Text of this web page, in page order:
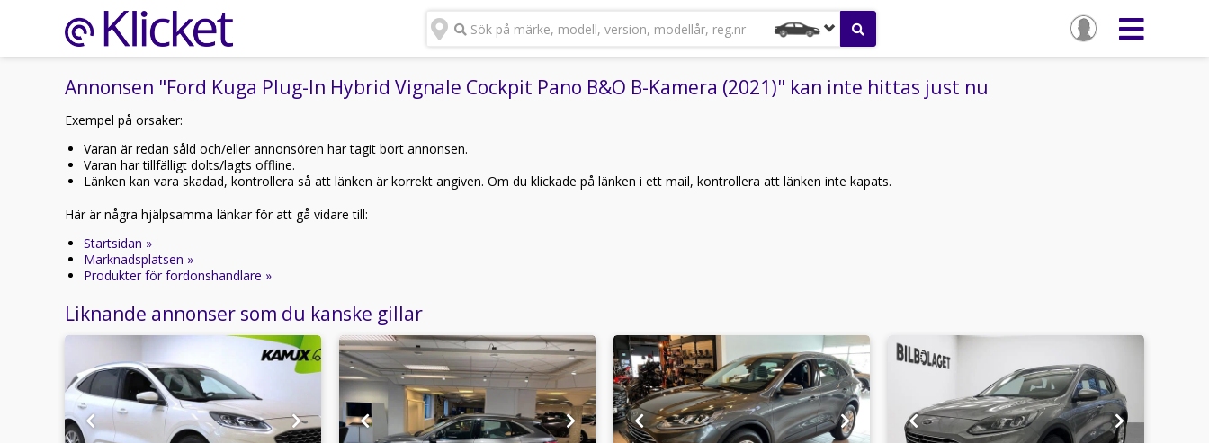
Sök på märke, modell, version, modellår, reg.nr
Annonsen "Ford Kuga Plug-In Hybrid Vignale Cockpit Pano B&O B-Kamera (2021)" kan inte hittas just nu
Exempel på orsaker:
Varan är redan såld och/eller annonsören har tagit bort annonsen.
Varan har tillfälligt dolts/lagts offline.
Länken kan vara skadad, kontrollera så att länken är korrekt angiven. Om du klickade på länken i ett mail, kontrollera att länken inte kapats.
Här är några hjälpsamma länkar för att gå vidare till:
Startsidan »
Marknadsplatsen »
Produkter för fordonshandlare »
Liknande annonser som du kanske gillar